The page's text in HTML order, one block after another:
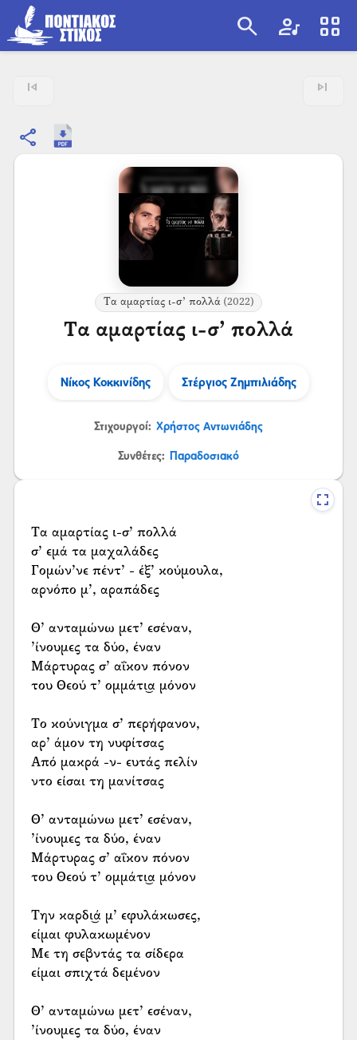
search artist view_cozy
skip_previous skip_next
share
Τα αμαρτίας ι-σ’ πολλά(2022)
Τα αμαρτίας ι-σ’ πολλά
Νίκος Κοκκινίδης Στέργιος Ζημπιλιάδης
Στιχουργοί: Χρήστος Αντωνιάδης
Συνθέτες: Παραδοσιακό
Τα αμαρτίας ι-σ’ πολλά
σ’ εμά τα μαχαλάδες
Γομών’νε πέντ’ - έξ’ κούμουλα,
αρνόπο μ’, αραπάδες
Θ’ ανταμώνω μετ’ εσέναν,
’ίνουμες τα δύο, έναν
Μάρτυρας σ’ αΐκον πόνον
του Θεού τ’ ομμάτι͜α μόνον
Το κούνιγμα σ’ περήφανον,
αρ’ άμον τη νυφίτσας
Από μακρά -ν- ευτάς πελίν
ντο είσαι τη μανίτσας
Θ’ ανταμώνω μετ’ εσέναν,
’ίνουμες τα δύο, έναν
Μάρτυρας σ’ αΐκον πόνον
του Θεού τ’ ομμάτι͜α μόνον
Την καρδι͜ά μ’ εφυλάκωσες,
είμαι φυλακωμένον
Με τη σεβντάς τα σίδερα
είμαι σπιχτά δεμένον
Θ’ ανταμώνω μετ’ εσέναν,
’ίνουμες τα δύο, έναν